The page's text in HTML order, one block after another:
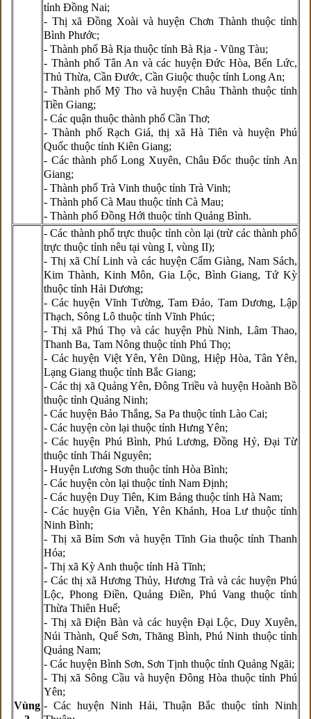
tỉnh Đồng Nai;
- Thị xã Đồng Xoài và huyện Chơn Thành thuộc tỉnh
Bình Phước;
- Thành phố Bà Rịa thuộc tỉnh Bà Rịa - Vũng Tàu;
- Thành phố Tân An và các huyện Đức Hòa, Bến Lức,
Thủ Thừa, Cần Đước, Cần Giuộc thuộc tỉnh Long An;
- Thành phố Mỹ Tho và huyện Châu Thành thuộc tỉnh
Tiền Giang;
- Các quận thuộc thành phố Cần Thơ;
- Thành phố Rạch Giá, thị xã Hà Tiên và huyện Phú
Quốc thuộc tỉnh Kiên Giang;
- Các thành phố Long Xuyên, Châu Đốc thuộc tỉnh An
Giang;
- Thành phố Trà Vinh thuộc tỉnh Trà Vinh;
- Thành phố Cà Mau thuộc tỉnh Cà Mau;
- Thành phố Đồng Hới thuộc tỉnh Quảng Bình.
Vùng
- Các thành phố trực thuộc tỉnh còn lại (trừ các thành phố
trực thuộc tỉnh nêu tại vùng I, vùng II);
- Thị xã Chí Linh và các huyện Cẩm Giàng, Nam Sách,
Kim Thành, Kinh Môn, Gia Lộc, Bình Giang, Tứ Kỳ
thuộc tỉnh Hải Dương;
- Các huyện Vĩnh Tường, Tam Đảo, Tam Dương, Lập
Thạch, Sông Lô thuộc tỉnh Vĩnh Phúc;
- Thị xã Phú Thọ và các huyện Phù Ninh, Lâm Thao,
Thanh Ba, Tam Nông thuộc tỉnh Phú Thọ;
- Các huyện Việt Yên, Yên Dũng, Hiệp Hòa, Tân Yên,
Lạng Giang thuộc tỉnh Bắc Giang;
- Các thị xã Quảng Yên, Đông Triều và huyện Hoành Bồ
thuộc tỉnh Quảng Ninh;
- Các huyện Bảo Thắng, Sa Pa thuộc tỉnh Lào Cai;
- Các huyện còn lại thuộc tỉnh Hưng Yên;
- Các huyện Phú Bình, Phú Lương, Đồng Hỷ, Đại Từ
thuộc tỉnh Thái Nguyên;
- Huyện Lương Sơn thuộc tỉnh Hòa Bình;
- Các huyện còn lại thuộc tỉnh Nam Định;
- Các huyện Duy Tiên, Kim Bảng thuộc tỉnh Hà Nam;
- Các huyện Gia Viễn, Yên Khánh, Hoa Lư thuộc tỉnh
Ninh Bình;
- Thị xã Bỉm Sơn và huyện Tĩnh Gia thuộc tỉnh Thanh
Hóa;
- Thị xã Kỳ Anh thuộc tỉnh Hà Tĩnh;
- Các thị xã Hương Thủy, Hương Trà và các huyện Phú
Lộc, Phong Điền, Quảng Điền, Phú Vang thuộc tỉnh
Thừa Thiên Huế;
- Thị xã Điện Bàn và các huyện Đại Lộc, Duy Xuyên,
Núi Thành, Quế Sơn, Thăng Bình, Phú Ninh thuộc tỉnh
Quảng Nam;
- Các huyện Bình Sơn, Sơn Tịnh thuộc tỉnh Quảng Ngãi;
- Thị xã Sông Cầu và huyện Đông Hòa thuộc tỉnh Phú
Yên;
- Các huyện Ninh Hải, Thuận Bắc thuộc tỉnh Ninh